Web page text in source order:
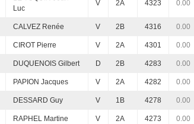
Luc
V 2A 4323 0.00
CALVEZ Renée V 2B 4316 0.00
CIROT Pierre V 2A 4301 0.00
DUQUENOIS Gilbert D 2B 4283 0.00
PAPION Jacques V 2A 4282 0.00
DESSARD Guy V 1B 4278 0.00
RAPHEL Martine V 2A 4273 0.00